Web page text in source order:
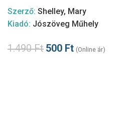
Szerző: Shelley, Mary
Kiadó: Jószöveg Műhely
1.490Ft 500 Ft (Online ár)